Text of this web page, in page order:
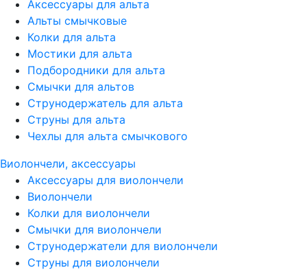
Аксессуары для альта
Альты смычковые
Колки для альта
Мостики для альта
Подбородники для альта
Смычки для альтов
Струнодержатель для альта
Струны для альта
Чехлы для альта смычкового
Виолончели, аксессуары
Аксессуары для виолончели
Виолончели
Колки для виолончели
Смычки для виолончели
Струнодержатели для виолончели
Струны для виолончели